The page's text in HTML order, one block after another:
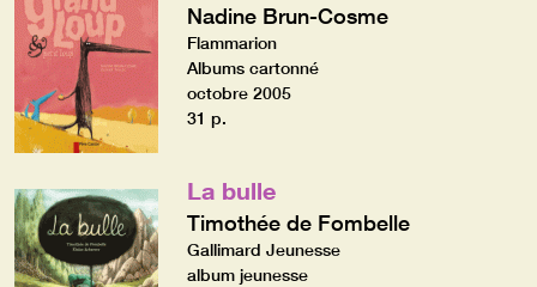
Nadine Brun-Cosme
Flammarion
Albums cartonné
octobre 2005
31 p.
La bulle
Timothée de Fombelle
Gallimard Jeunesse
album jeunesse